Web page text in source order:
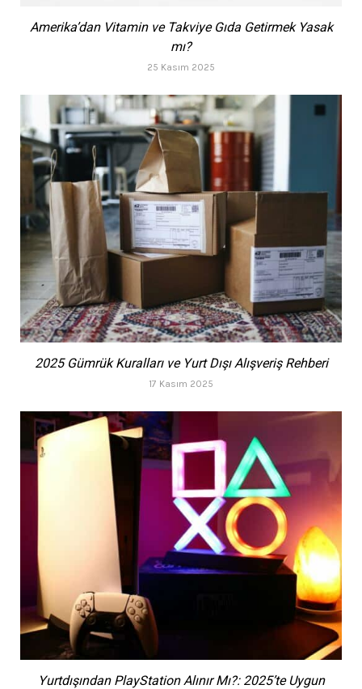
Amerika’dan Vitamin ve Takviye Gıda Getirmek Yasak
mı?
25 Kasım 2025
2025 Gümrük Kuralları ve Yurt Dışı Alışveriş Rehberi
17 Kasım 2025
Yurtdışından PlayStation Alınır Mı?: 2025’te Uygun